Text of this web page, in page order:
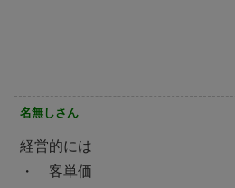
名無しさん
経営的には
・ 客単価